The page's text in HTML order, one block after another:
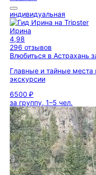
индивидуальная
Ирина
4,98
296 отзывов
Влюбиться в Астрахань
Главные и тайные места
экскурсии
6500 ₽
за группу, 1–5 чел.